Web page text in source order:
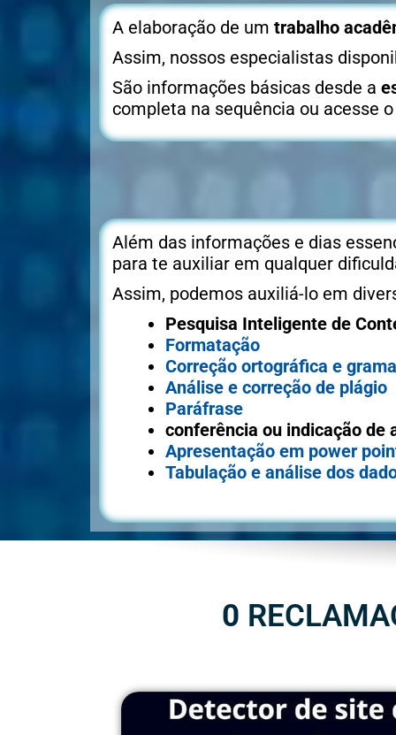
A elaboração de um trabalho
Assim, nossos especialistas
São informações básicas desde a
completa na sequência ou acesse
Além das informações e dias
para te auxiliar em qualquer
Assim, podemos auxiliá-lo em
Pesquisa Inteligente de
Formatação
Correção ortográfica e
Análise e correção de plágio
Paráfrase
conferência ou indicação de
Apresentação em power
Tabulação e análise dos
0